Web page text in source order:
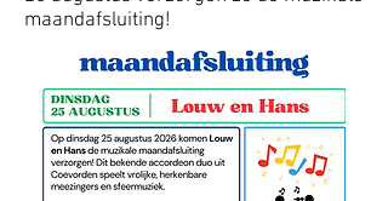
maandafsluiting!